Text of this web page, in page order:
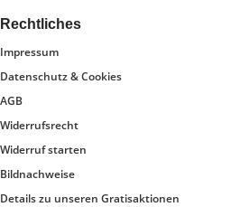
Rechtliches
Impressum
Datenschutz & Cookies
AGB
Widerrufsrecht
Widerruf starten
Bildnachweise
Details zu unseren Gratisaktionen